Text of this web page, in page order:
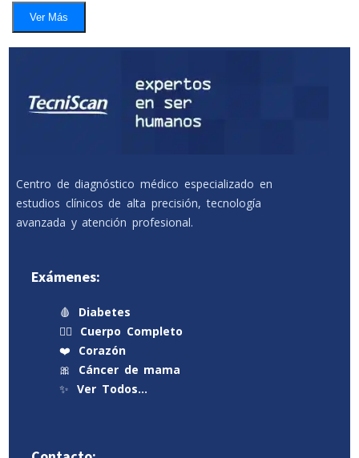
Ver Más
Centro de diagnóstico médico especializado en
estudios clínicos de alta precisión, tecnología
avanzada y atención profesional.
Exámenes:
🩸
Diabetes
🧍‍♂️
Cuerpo Completo
❤️
Corazón
🎀
Cáncer de mama
✨ Ver Todos…